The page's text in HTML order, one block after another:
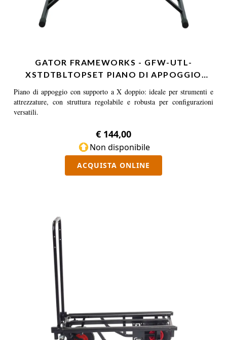
GATOR FRAMEWORKS - GFW-UTL-
XSTDTBLTOPSET PIANO DI APPOGGIO
Piano di appoggio con supporto a X doppio: ideale per strumenti e
attrezzature, con struttura regolabile e robusta per configurazioni
versatili.
€ 144,00
Non disponibile
ACQUISTA ONLINE